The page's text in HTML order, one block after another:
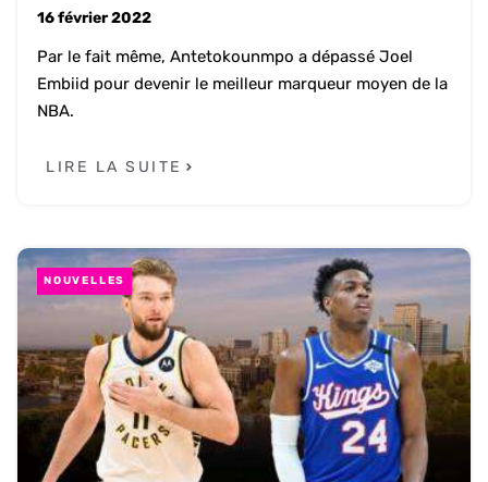
16 février 2022
Par le fait même, Antetokounmpo a dépassé Joel
Embiid pour devenir le meilleur marqueur moyen de la
NBA.
LIRE LA SUITE
NOUVELLES